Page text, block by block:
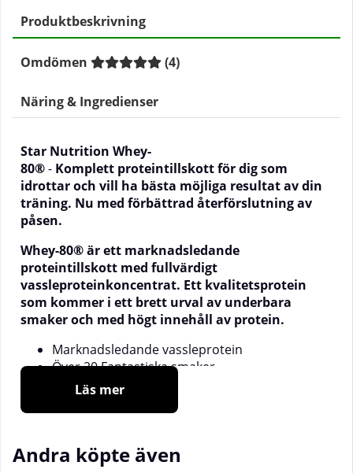
Produktbeskrivning
Omdömen (4)
Näring & Ingredienser
Star Nutrition Whey-
80®- Komplett proteintillskott för dig som
idrottar och vill ha bästa möjliga resultat av din
träning. Nu med förbättrad återförslutning av
påsen.
Whey-80® är ett marknadsledande
proteintillskott med fullvärdigt
vassleproteinkoncentrat. Ett kvalitetsprotein
som kommer i ett brett urval av underbara
smaker och med högt innehåll av protein.
Marknadsledande vassleprotein
Över 20 Fantastiska smaker
Utmärkt löslighet
27 gram protein per servering
kardeborre
Läs mer
Andra köpte även